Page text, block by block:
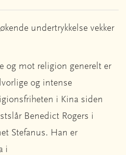
undertrykkelse vekker
og mot religion generelt er
og intense
i Kina siden
Benedict Rogers i
Stefanus. Han er
i